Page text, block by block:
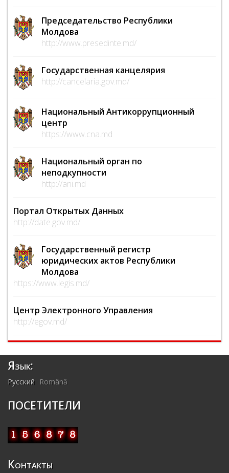
Председательство Республики
Молдова
http://www.presedinte.md/
Государственная канцелярия
http://cancelaria.gov.md/
Национальный Антикоррупционный
центр
https://www.cna.md
Национальный орган по
неподкупности
http://ani.md
Портал Открытых Данных
http://date.gov.md/
Государственный регистр
юридических актов Республики
Молдова
https://www.legis.md/
Центр Электронного Управления
http://egov.md/
Язык:
Русский Română
ПОСЕТИТЕЛИ
Контакты